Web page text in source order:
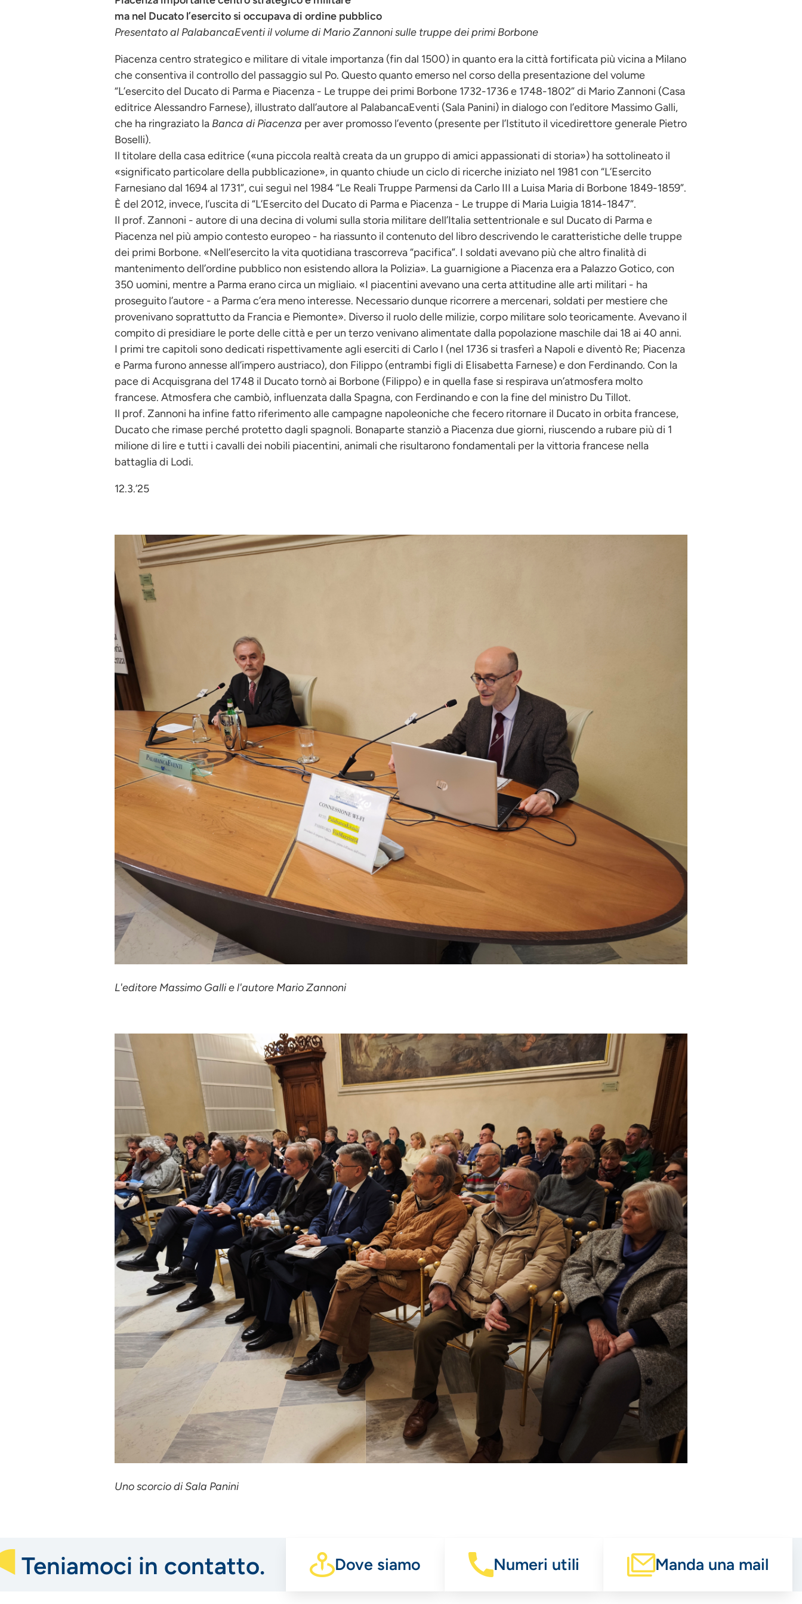
ma nel Ducato l’esercito si occupava di ordine pubblico
Presentato al PalabancaEventi il volume di Mario Zannoni sulle truppe dei primi Borbone
Piacenza centro strategico e militare di vitale importanza (fin dal 1500) in quanto era la città fortificata più vicina a Milano
che consentiva il controllo del passaggio sul Po. Questo quanto emerso nel corso della presentazione del volume
“L’esercito del Ducato di Parma e Piacenza - Le truppe dei primi Borbone 1732-1736 e 1748-1802” di Mario Zannoni (Casa
editrice Alessandro Farnese), illustrato dall’autore al PalabancaEventi (Sala Panini) in dialogo con l’editore Massimo Galli,
che ha ringraziato la Banca di Piacenza per aver promosso l’evento (presente per l’Istituto il vicedirettore generale Pietro
Boselli).
Il titolare della casa editrice («una piccola realtà creata da un gruppo di amici appassionati di storia») ha sottolineato il
«significato particolare della pubblicazione», in quanto chiude un ciclo di ricerche iniziato nel 1981 con “L’Esercito
Farnesiano dal 1694 al 1731”, cui seguì nel 1984 “Le Reali Truppe Parmensi da Carlo III a Luisa Maria di Borbone 1849-1859”.
È del 2012, invece, l’uscita di “L’Esercito del Ducato di Parma e Piacenza - Le truppe di Maria Luigia 1814-1847”.
Il prof. Zannoni - autore di una decina di volumi sulla storia militare dell’Italia settentrionale e sul Ducato di Parma e
Piacenza nel più ampio contesto europeo - ha riassunto il contenuto del libro descrivendo le caratteristiche delle truppe
dei primi Borbone. «Nell’esercito la vita quotidiana trascorreva “pacifica”. I soldati avevano più che altro finalità di
mantenimento dell’ordine pubblico non esistendo allora la Polizia». La guarnigione a Piacenza era a Palazzo Gotico, con
350 uomini, mentre a Parma erano circa un migliaio. «I piacentini avevano una certa attitudine alle arti militari - ha
proseguito l’autore - a Parma c’era meno interesse. Necessario dunque ricorrere a mercenari, soldati per mestiere che
provenivano soprattutto da Francia e Piemonte». Diverso il ruolo delle milizie, corpo militare solo teoricamente. Avevano il
compito di presidiare le porte delle città e per un terzo venivano alimentate dalla popolazione maschile dai 18 ai 40 anni.
I primi tre capitoli sono dedicati rispettivamente agli eserciti di Carlo I (nel 1736 si trasferì a Napoli e diventò Re; Piacenza
e Parma furono annesse all’impero austriaco), don Filippo (entrambi figli di Elisabetta Farnese) e don Ferdinando. Con la
pace di Acquisgrana del 1748 il Ducato tornò ai Borbone (Filippo) e in quella fase si respirava un’atmosfera molto
francese. Atmosfera che cambiò, influenzata dalla Spagna, con Ferdinando e con la fine del ministro Du Tillot.
Il prof. Zannoni ha infine fatto riferimento alle campagne napoleoniche che fecero ritornare il Ducato in orbita francese,
Ducato che rimase perché protetto dagli spagnoli. Bonaparte stanziò a Piacenza due giorni, riuscendo a rubare più di 1
milione di lire e tutti i cavalli dei nobili piacentini, animali che risultarono fondamentali per la vittoria francese nella
battaglia di Lodi.
12.3.’25
L'editore Massimo Galli e l'autore Mario Zannoni
Uno scorcio di Sala Panini
Teniamoci in contatto. Dove siamo Numeri utili Manda una mail